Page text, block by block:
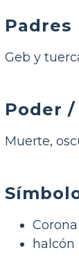
Padres
Geb y
Poder
Muerte,
halcón